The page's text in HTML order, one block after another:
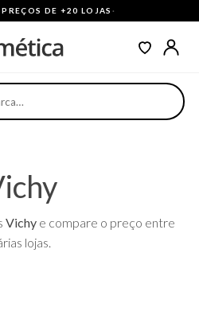
DE +20 LOJAS ·
Vichye compare o preço entre
lojas.